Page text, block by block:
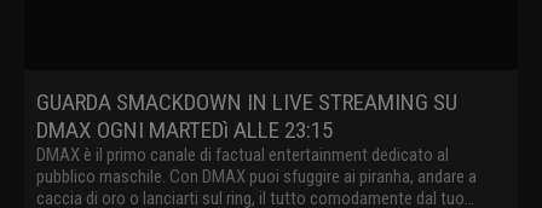
GUARDA SMACKDOWN IN LIVE STREAMING SU
DMAX OGNI MARTEDì ALLE 23:15
DMAX è il primo canale di factual entertainment dedicato al
pubblico maschile. Con DMAX puoi sfuggire ai piranha, andare a
caccia di oro o lanciarti sul ring, il tutto comodamente dal tuo